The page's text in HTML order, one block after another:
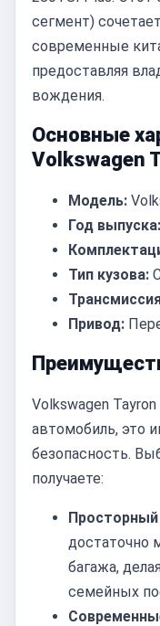
сегмент)
современные
предоставляя
вождения.
Основные
Volkswagen
Модель:
Год выпуска:
Тип кузова:
Привод:
Volkswagen
автомобиль, это
безопасность.
получаете:
Просторный
достаточно
багажа,
семейных